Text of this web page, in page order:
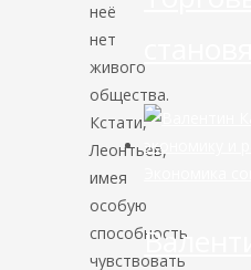
неё
нет
живого
общества.
Кстати,
Леонтьев,
имея
особую
способность
чувствовать